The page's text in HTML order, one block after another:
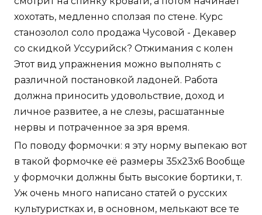
хохотать, медленно сползая по стене. Курс
станозолол соло продажа Чусовой - Декавер
со скидкой Уссурийск? Отжимания с колен
Этот вид упражнения можно выполнять с
различной постановкой ладоней. Работа
должна приносить удовольствие, доход и
личное развитее, а не слезы, расшатанные
нервы и потраченное за зря время.
По поводу формочки: я эту норму выпекаю вот
в такой формочке её размеры 35х23х6 Вообще
у формочки должны быть высокие бортики, т.
Уж очень много написано статей о русских
культуристках и, в основном, мелькают все те